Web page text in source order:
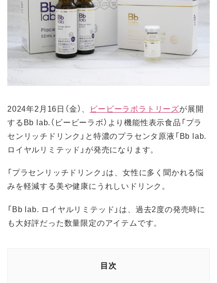
2024年2月16日（金）、 ビービーラボラトリーズが展開
するBb lab.（ビービーラボ）より機能性表示食品「プラ
センリッチドリンク」と特濃のプラセンタ原液「Bb lab.
ロイヤルリミテッド」が発売になります。
「プラセンリッチドリンク」は、女性に多く聞かれる悩
みを軽減する美や健康にうれしいドリンク。
「Bb lab. ロイヤルリミテッド」は、過去2度の発売時に
も大好評だった数量限定のアイテムです。
目次